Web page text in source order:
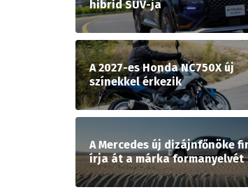
hibrid SUV-ja
A 2027-es Honda NC750X új
színekkel érkezik
A Mercedes új dizájnfőnöke
írja át a márka formanyelvét